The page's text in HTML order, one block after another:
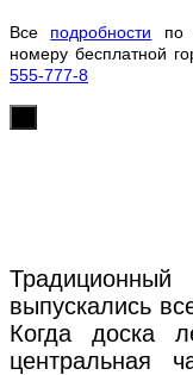
Все подробности по
номеру бесплатной
555-777-8
выпускались
Когда доска
центральная